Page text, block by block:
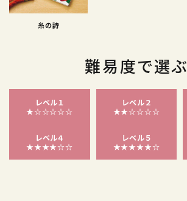
糸の詩
難易度で選ぶ
レベル１
★☆☆☆☆☆
レベル２
★★☆☆☆☆
レベル４
★★★★☆☆
レベル５
★★★★★☆